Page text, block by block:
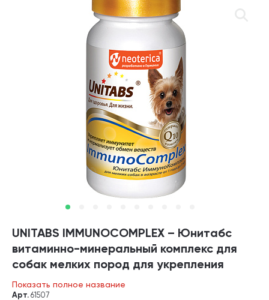
UNITABS IMMUNOCOMPLEX – Юнитабс
витаминно-минеральный комплекс для
собак мелких пород для укрепления
иммунитета с Q10 (100 т)
Показать полное название
Арт. 61507